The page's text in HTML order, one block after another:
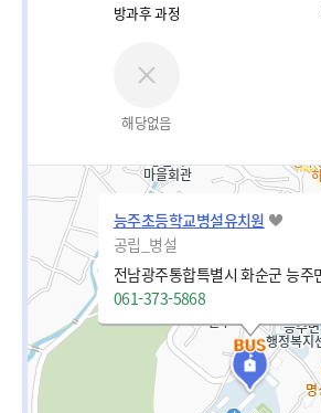
방과후 과정
해당없음
능주초등학교병설유치원
공립_병설
061-373-5868